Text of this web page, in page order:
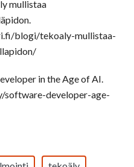
mullistaa
blogi/tekoaly-mullistaa-
in the Age of AI.
developer-age-